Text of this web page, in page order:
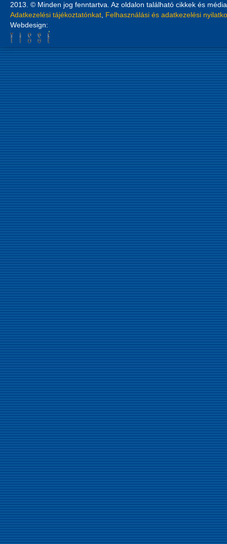
2013. © Minden jog fenntartva. Az oldalon található cikkek és
Adatkezelési tájékoztatónkat Felhasználási és adatkezelési
Webdesign: